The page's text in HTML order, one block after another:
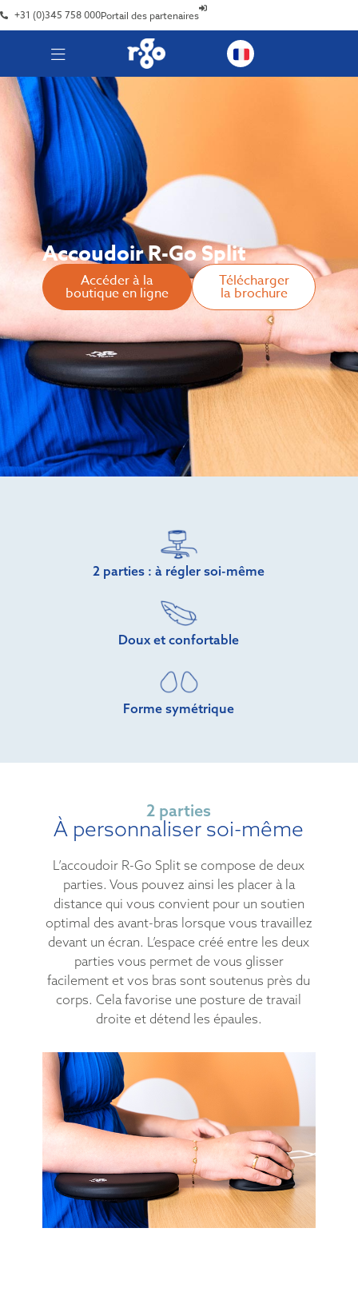
+31 (0)345 758 000Portail des partenaires
Accoudoir R-Go Split
Accéder à la
boutique en ligne
Télécharger
la brochure
2 parties : à régler soi-même
Doux et confortable
Forme symétrique
2 parties
À personnaliser soi-même
L’accoudoir R-Go Split se compose de deux
parties. Vous pouvez ainsi les placer à la
distance qui vous convient pour un soutien
optimal des avant-bras lorsque vous travaillez
devant un écran. L’espace créé entre les deux
parties vous permet de vous glisser
facilement et vos bras sont soutenus près du
corps. Cela favorise une posture de travail
droite et détend les épaules.